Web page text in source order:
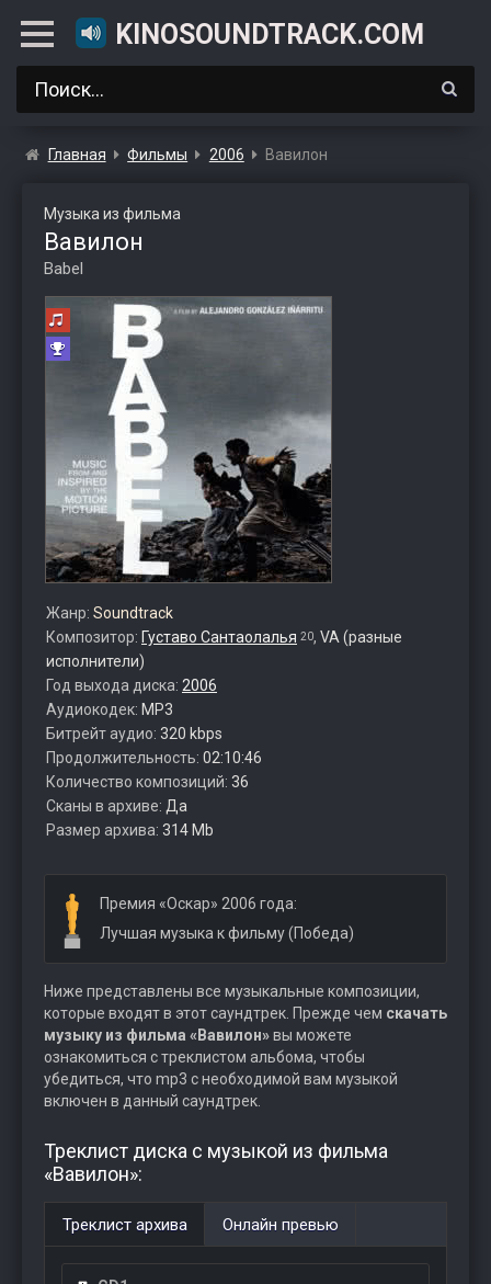
KINOSOUNDTRACK.COM
Главная Фильмы 2006 Вавилон
Музыка из фильма
Вавилон
Babel
Жанр: Soundtrack
Композитор: Густаво Сантаолалья 20, VA (разные
исполнители)
Год выхода диска: 2006
Аудиокодек: MP3
Битрейт аудио: 320 kbps
Продолжительность: 02:10:46
Количество композиций: 36
Сканы в архиве: Да
Размер архива: 314 Mb
Премия «Оскар» 2006 года:
Лучшая музыка к фильму (Победа)
Ниже представлены все музыкальные композиции,
которые входят в этот саундтрек. Прежде чем скачать
музыку из фильма «Вавилон»вы можете
ознакомиться с треклистом альбома, чтобы
убедиться, что mp3 с необходимой вам музыкой
включен в данный саундтрек.
Треклист диска с музыкой из фильма
«Вавилон»:
Треклист архива Онлайн превью